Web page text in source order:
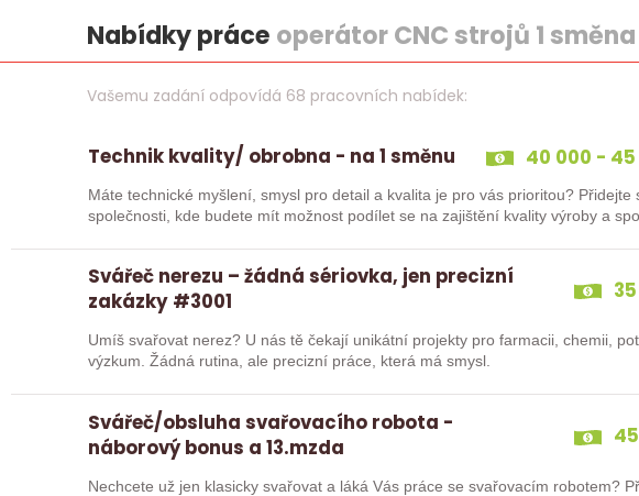
Nabídky práce operátor CNC strojů 1 směna
Vašemu zadání odpovídá 68 pracovních nabídek:
Technik kvality/ obrobna - na 1 směnu 40 000 -
Máte technické myšlení, smysl pro detail a kvalita je pro vás prioritou? Přidejte se do týmu stabilní
společnosti, kde budete mít možnost podílet se na zajištění kvality výroby a
Svářeč nerezu – žádná sériovka, jen precizní
zakázky #3001
Umíš svařovat nerez? U nás tě čekají unikátní projekty pro farmacii, chemii,
výzkum. Žádná rutina, ale precizní práce, která má smysl.
Svářeč/obsluha svařovacího robota -
náborový bonus a 13.mzda
Nechcete už jen klasicky svařovat a láká Vás práce se svařovacím robotem?